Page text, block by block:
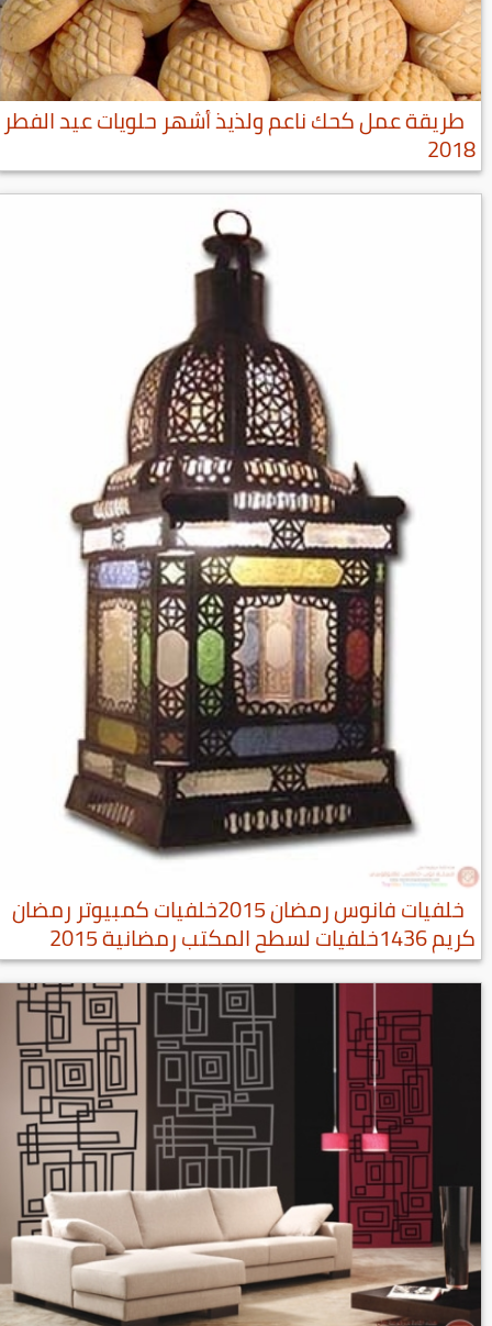
طريقة عمل كحك ناعم ولذيذ أشهر حلويات عيد الفطر
2018
خلفيات فانوس رمضان 2015خلفيات كمبيوتر رمضان
كريم 1436خلفيات لسطح المكتب رمضانية 2015